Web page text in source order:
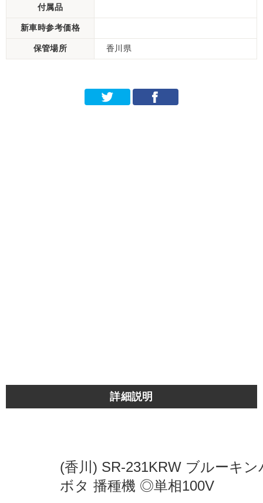
付属品
新車時参考価格
保管場所 香川県
詳細説明
(香川) SR-231KRW ブルーキン
ボタ 播種機 ◎単相100V